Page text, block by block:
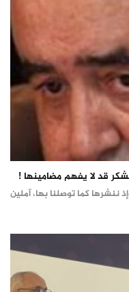
قد لا يفهم مضامينها !
ننشرها كما توصلنا بها، آملين